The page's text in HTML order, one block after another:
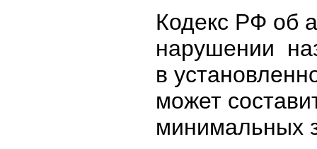
Кодекс РФ об
нарушении
в
может
минимальных